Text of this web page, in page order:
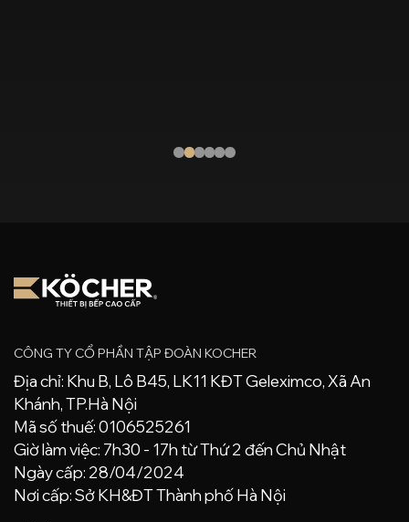
CÔNG TY CỔ PHẦN TẬP ĐOÀN KOCHER
Địa chỉ: Khu B, Lô B45, LK11 KĐT Geleximco, Xã An
Khánh, TP.Hà Nội
Mã số thuế: 0106525261
Giờ làm việc: 7h30 - 17h từ Thứ 2 đến Chủ Nhật
Ngày cấp: 28/04/2024
Nơi cấp: Sở KH&ĐT Thành phố Hà Nội